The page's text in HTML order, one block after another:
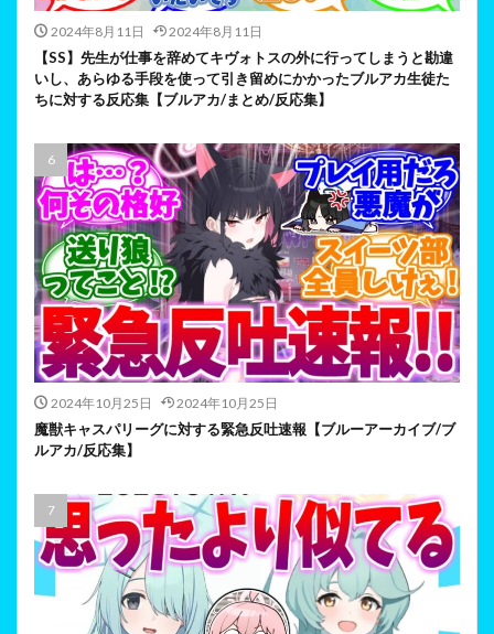
2024年8月11日 2024年8月11日
【SS】先生が仕事を辞めてキヴォトスの外に行ってしまうと勘違
いし、あらゆる手段を使って引き留めにかかったブルアカ生徒た
ちに対する反応集【ブルアカ/まとめ/反応集】
2024年10月25日 2024年10月25日
魔獣キャスパリーグに対する緊急反吐速報【ブルーアーカイブ/ブ
ルアカ/反応集】